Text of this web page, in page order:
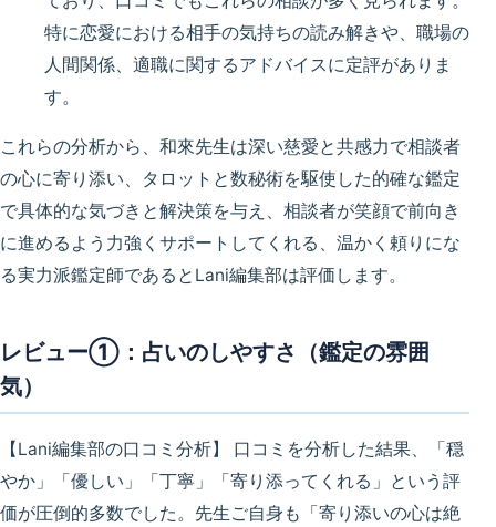
特に恋愛における相手の気持ちの読み解きや、 職場の
人間関係、適職に関するアドバイスに定評がありま
す。
これらの分析から、和來先生は深い慈愛と共感力で相談者
の心に寄り添い、タロットと数秘術を駆使した的確な鑑定
で具体的な気づきと解決策を与え、相談者が笑顔で前向き
に進めるよう力強くサポートしてくれる、 温かく頼りにな
る実力派鑑定師であるとLani編集部は評価します。
レビュー①：占いのしやすさ（鑑定の雰囲
気）
【Lani編集部の口コミ分析】 口コミを分析した結果、
「穏
やか」「優しい」「丁寧」「寄り添ってくれる」 という評
価が圧倒的多数でした。先生ご自身も「寄り添いの心は絶